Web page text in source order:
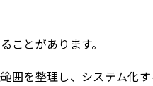
ことがあります。
囲を整理し、システム化す